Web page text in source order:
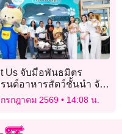
Us จับมือพันธมิตร
นด์อาหารสัตว์ชั้นนำ จัด
รรม “Pet Us ตลาดทาส
รกฎาคม 2569 14:08 น.